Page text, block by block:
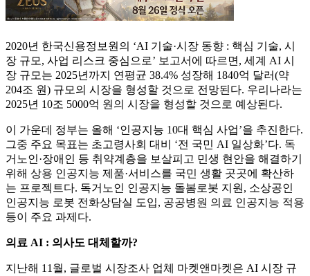
2020년 한국신용정보원의 ‘AI 기술·시장 동향 : 핵심 기술, 시
장 규모, 사업 리스크 중심으로’ 보고서에 따르면, 세계 AI 시
장 규모는 2025년까지 연평균 38.4% 성장해 1840억 달러(약
204조 원) 규모의 시장을 형성할 것으로 전망된다. 우리나라는
2025년 10조 5000억 원의 시장을 형성할 것으로 예상된다.
이 가운데 정부는 올해 ‘인공지능 10대 핵심 사업’을 추진한다.
그중 주요 목표는 초고령사회 대비 ‘전 국민 AI 일상화’다. 독
거노인·장애인 등 취약계층을 보살피고 민생 현안을 해결하기
위해 상용 인공지능 제품·서비스를 국민 생활 곳곳에 확산하
는 프로젝트다. 독거노인 인공지능 돌봄로봇 지원, 소상공인
인공지능 로봇 전화상담실 도입, 공공병원 의료 인공지능 적용
등이 주요 과제다.
의료 AI : 의사도 대체할까?
지난해 11월, 글로벌 시장조사 업체 마켓앤마켓은 AI 시장 규